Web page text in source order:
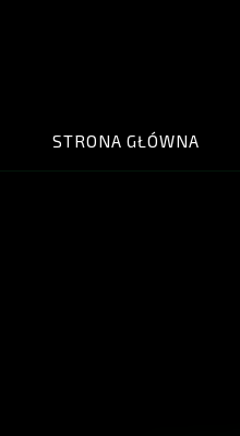
STRONA GŁÓWNA